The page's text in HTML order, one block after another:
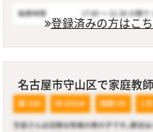
登録済みの方はこ
名古屋市守山区で家庭教